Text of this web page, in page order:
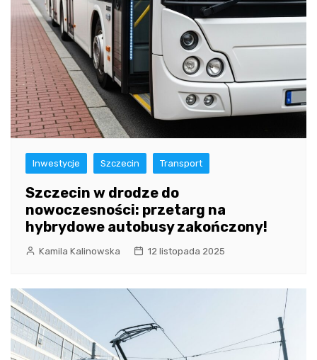
Inwestycje Szczecin Transport
Szczecin w drodze do
nowoczesności: przetarg na
hybrydowe autobusy zakończony!
Kamila Kalinowska 12 listopada 2025